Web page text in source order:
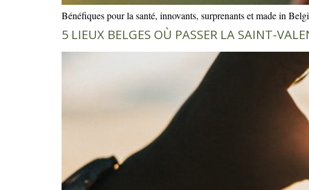
Bénéfiques pour la santé, innovants, surprenants et made in
5 LIEUX BELGES OÙ PASSER LA SAINT-